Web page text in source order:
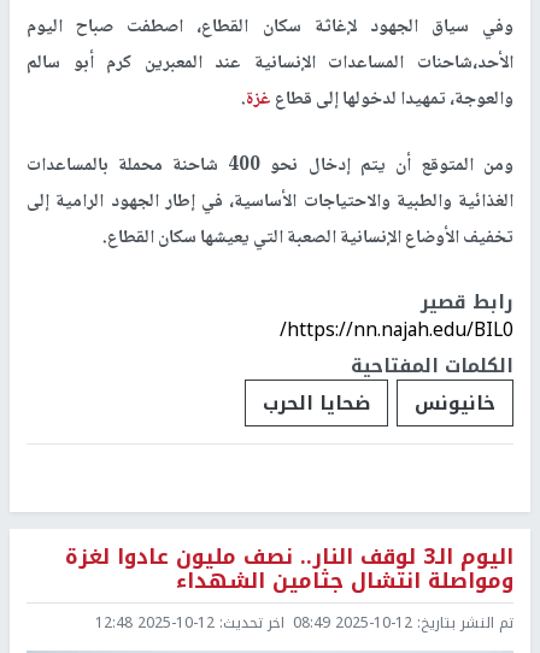
وفي سياق الجهود لإغاثة سكان القطاع، اصطفت صباح اليوم
الأحد،شاحنات المساعدات الإنسانية عند المعبرين كرم أبو سالم
والعوجة، تمهيدا لدخولها إلى قطاعغزة.
ومن المتوقع أن يتم إدخال نحو 400 شاحنة محملة بالمساعدات
الغذائية والطبية والاحتياجات الأساسية، في إطار الجهود الرامية إلى
تخفيف الأوضاع الإنسانية الصعبة التي يعيشها سكان القطاع.
رابط قصير
https://nn.najah.edu/BIL0/
الكلمات المفتاحية
خانيونس
ضحايا الحرب
اليوم الـ3 لوقف النار.. نصف مليون عادوا لغزة
ومواصلة انتشال جثامين الشهداء
تم النشر بتاريخ: 2025-10-12 08:49 اخر تحديث: 2025-10-12 12:48